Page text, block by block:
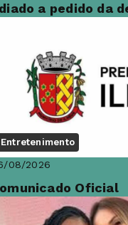
a pedido da
Entretenimento
08/2026
Oficial